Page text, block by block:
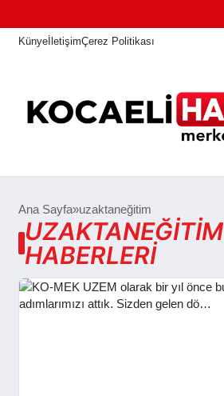
KünyeİletişimÇerez Politikası
ANASAYFA
KOCAELI HABER
Ana Sayfa uzaktaneğitim
UZAKTANEĞITIM
HABERLERI